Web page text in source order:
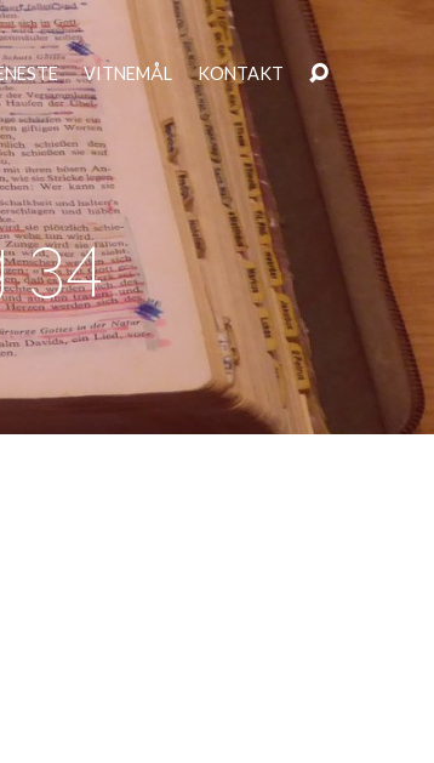
VITNEMÅL KONTAKT
34